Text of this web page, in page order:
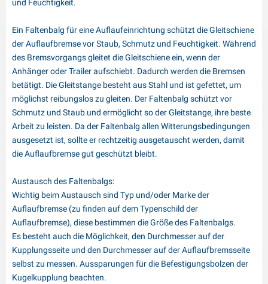
und Feuchtigkeit.
Ein Faltenbalg für eine Auflaufeinrichtung schützt die Gleitschiene
der Auflaufbremse vor Staub, Schmutz und Feuchtigkeit. Während
des Bremsvorgangs gleitet die Gleitschiene ein, wenn der
Anhänger oder Trailer aufschiebt. Dadurch werden die Bremsen
betätigt. Die Gleitstange besteht aus Stahl und ist gefettet, um
möglichst reibungslos zu gleiten. Der Faltenbalg schützt vor
Schmutz und Staub und ermöglicht so der Gleitstange, ihre beste
Arbeit zu leisten. Da der Faltenbalg allen Witterungsbedingungen
ausgesetzt ist, sollte er rechtzeitig ausgetauscht werden, damit
die Auflaufbremse gut geschützt bleibt.
Austausch des Faltenbalgs:
Wichtig beim Austausch sind Typ und/oder Marke der
Auflaufbremse (zu finden auf dem Typenschild der
Auflaufbremse), diese bestimmen die Größe des Faltenbalgs.
Es besteht auch die Möglichkeit, den Durchmesser auf der
Kupplungsseite und den Durchmesser auf der Auflaufbremsseite
selbst zu messen. Aussparungen für die Befestigungsbolzen der
Kugelkupplung beachten.